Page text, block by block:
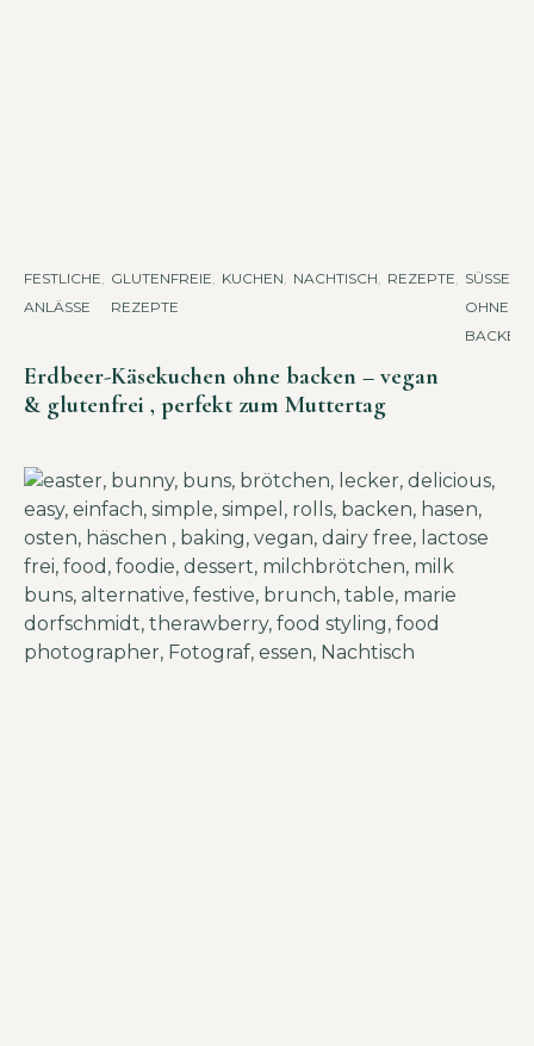
FESTLICHE
ANLÄSSE
, GLUTENFREIE
REZEPTE
, KUCHEN, NACHTISCH, REZEPTE, SÜSSES O
HNE B
ACKEN
Erdbeer-Käsekuchen ohne backen – vegan
& glutenfrei , perfekt zum Muttertag